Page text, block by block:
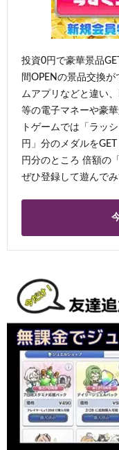
投資0円で豪華景品
間OPENの景品交換
ムアプリなどと違い
等の電子マネーや豪
トゲームでは「ラッ
円」分のメダルを
円分のところ 倍額の
ぜひ登録して遊んでみ